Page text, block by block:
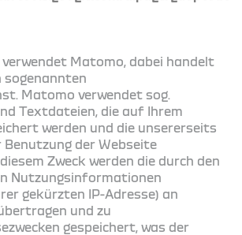
Matomo, dabei handelt
sogenannten
Matomo verwendet sog.
Textdateien, die auf Ihrem
werden und die unsererseits
Benutzung der Webseite
Zweck werden die durch den
Nutzungsinformationen
gekürzten IP-Adresse) an
und zu
gespeichert, was der